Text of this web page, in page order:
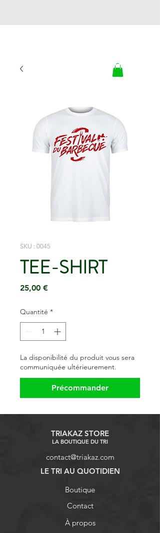
LA BOUTIQUE DU
SKU : 0045
TEE-SHIRT
25,00 €Prix
Quantité *
La disponibilité du produit vous sera
communiquée ultérieurement.
Précommander
TRIAKAZ STORE
LA BOUTIQUE DU TRI
contact@triakaz.com
LE TRI AU QUOTIDIEN
Boutique
Contact
À propos